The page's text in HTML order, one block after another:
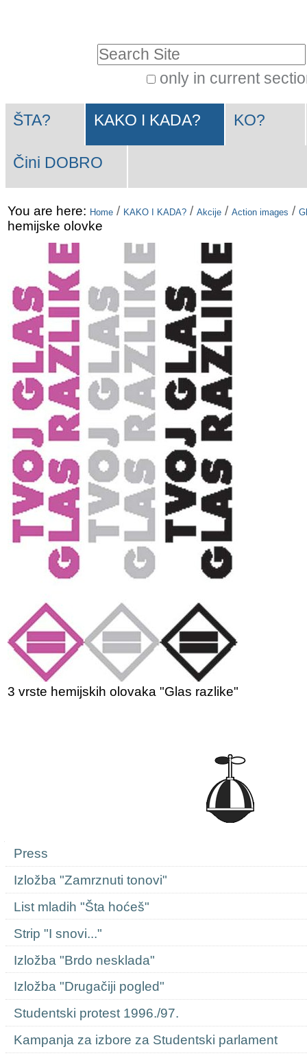
Skip
to
navigation
only in current
Search…
Navigation
ŠTA? KAKO I KADA? KO?
Čini DOBRO
You are here: Home / KAKO I KADA? / Akcije / Action images /
hemijske olovke
3 vrste hemijskih olovaka "Glas razlike"
Press
Izložba "Zamrznuti tonovi"
List mladih "Šta hoćeš"
Strip "I snovi..."
Izložba "Brdo nesklada"
Izložba "Drugačiji pogled"
Studentski protest 1996./97.
Kampanja za izbore za Studentski parlament